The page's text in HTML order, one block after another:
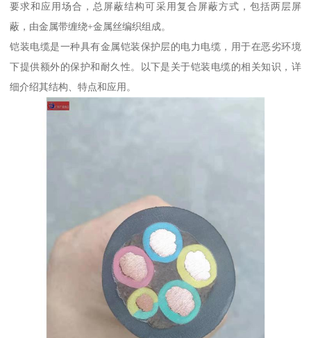
要求和应用场合，总屏蔽结构可采用复合屏蔽方式，包括两层屏
蔽，由金属带缠绕+金属丝编织组成。
铠装电缆是一种具有金属铠装保护层的电力电缆，用于在恶劣环境
下提供额外的保护和耐久性。以下是关于铠装电缆的相关知识，详
细介绍其结构、特点和应用。